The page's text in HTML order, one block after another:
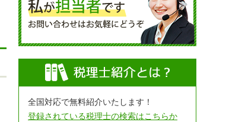
全国対応で無料紹介いたします！
登録されている税理士の検索はこちらか